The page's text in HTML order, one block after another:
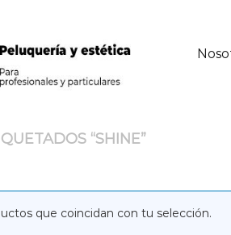
“SHINE”
que coincidan con tu selección.